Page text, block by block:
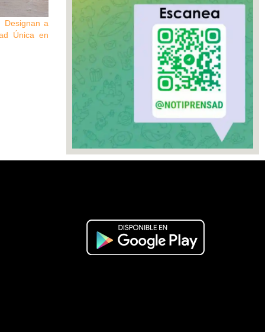
Designan a
Única en